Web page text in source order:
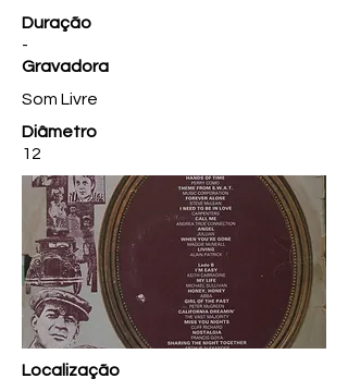
Duração
-
Gravadora
Som Livre
Diâmetro
12
Localização